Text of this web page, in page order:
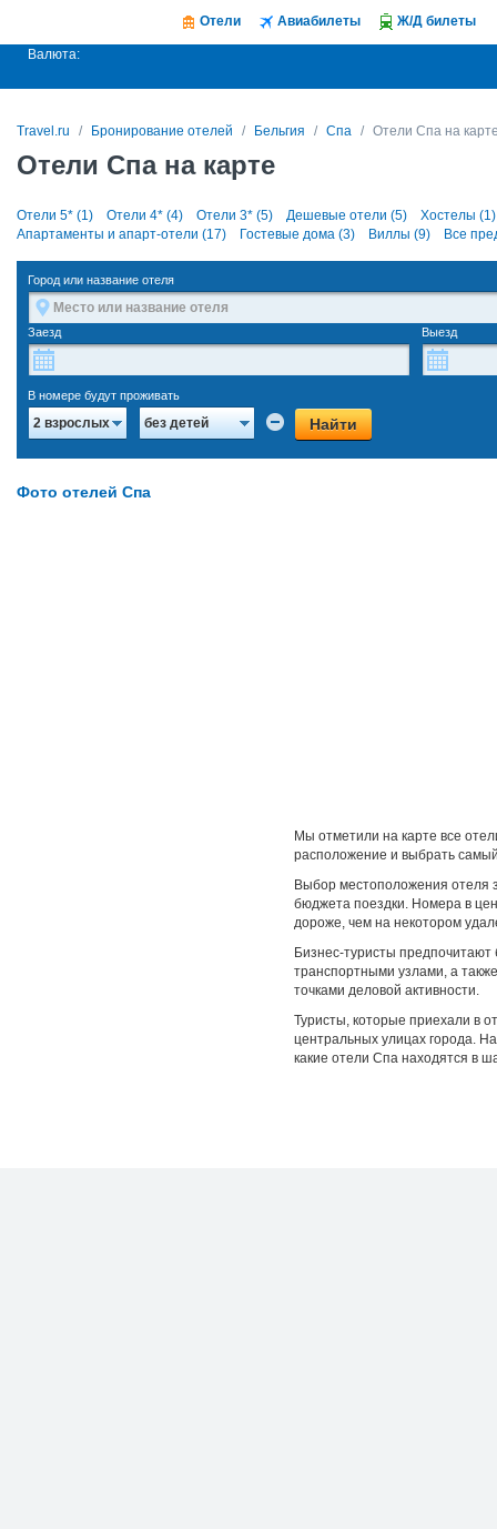
Отели Авиабилеты Ж/Д билеты
Валюта:
Travel.ru Бронирование отелей Бельгия Спа Отели Спа на
Отели Спа на карте
Отели 5* (1) Отели 4* (4) Отели 3* (5) Дешевые отели (5)
Хостелы (1)
Апартаменты и апарт-отели (17)
Гостевые дома (3) Виллы (9) Все
Город или название отеля
Заезд Выезд
В номере будут проживать
2 взрослых без детей Найти
Фото отелей Спа
Мы отметили на карте все
расположение и выбрать
Выбор местоположения отеля
бюджета поездки. Номера в
дороже, чем на некотором
Бизнес-туристы
транспортными узлами, а
точками деловой активности.
Туристы, которые приехали в
центральных улицах города.
какие отели Спа находятся в